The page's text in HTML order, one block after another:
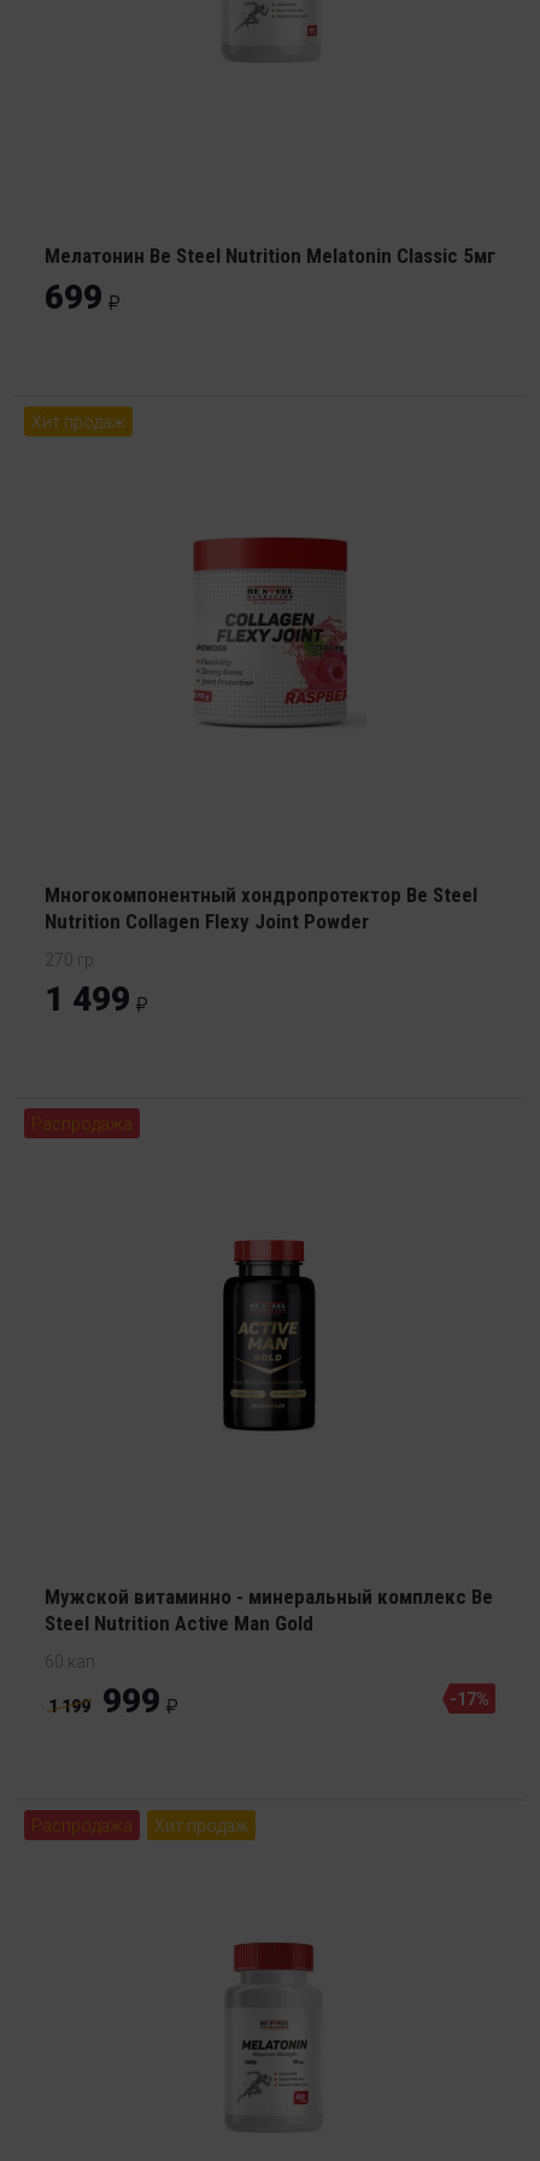
Мелатонин Be Steel Nutrition Melatonin Classic 5мг
699
Хит продаж
Многокомпонентный хондропротектор Be Steel
Nutrition Collagen Flexy Joint Powder
270 гр
1 499
Распродажа
Мужской витаминно - минеральный комплекс Be
Steel Nutrition Active Man Gold
60 кап
1 199 999 -17%
Распродажа Хит продаж